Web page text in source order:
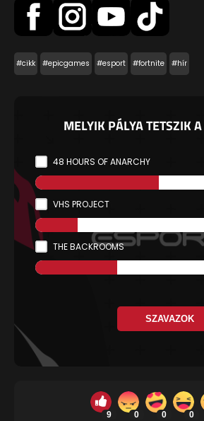
#cikk #epicgames #esport #fortnite #hír
MELYIK PÁLYA TETSZIK
48 HOURS OF ANARCHY
VHS PROJECT
THE BACKROOMS
SZAVAZOK
9 0 0 0